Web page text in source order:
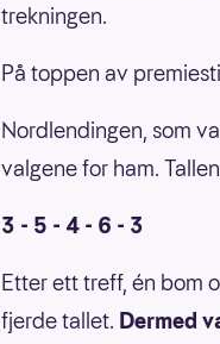
trekningen.
På toppen av
Nordlendingen, som
valgene for ham.
3 - 5 - 4 - 6 - 3
Etter ett treff, én bom
fjerde tallet. Dermed